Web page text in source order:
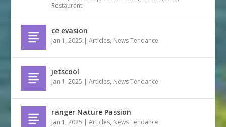
Restaurant
ce evasion
Jan 1, 2025 |Articles, News Tendance
jetscool
Jan 1, 2025 |Articles, News Tendance
ranger Nature Passion
Jan 1, 2025 |Articles, News Tendance